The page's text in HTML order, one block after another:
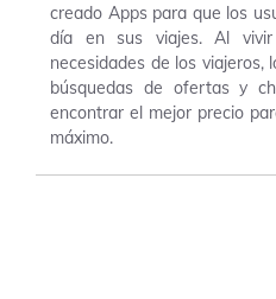
creado Apps para que los
día en sus viajes. Al
necesidades de los viajeros,
búsquedas de ofertas y
encontrar el mejor precio
máximo.